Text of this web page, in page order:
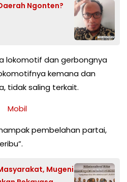
Ngonten?
lokomotif dan gerbongnya
kemana dan
tidak saling terkait.
pembelahan partai,
Mugeni